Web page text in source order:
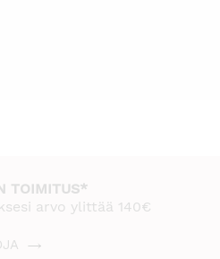
TOIMITUS*
arvo ylittää 140€